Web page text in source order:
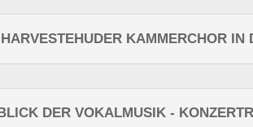
KAMMERCHOR
DER VOKALMUSIK -